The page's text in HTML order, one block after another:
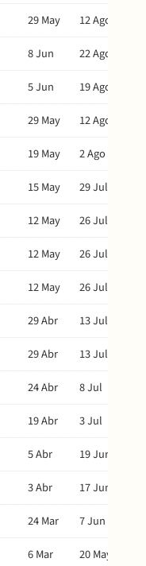
29 May
12 Ago
8 Jun
22 Ago
5 Jun
19 Ago
29 May
12 Ago
19 May
2 Ago
15 May
29 Jul
12 May
26 Jul
12 May
26 Jul
12 May
26 Jul
29 Abr
13 Jul
29 Abr
13 Jul
24 Abr
8 Jul
19 Abr
3 Jul
5 Abr
19 Jun
3 Abr
17 Jun
24 Mar
7 Jun
6 Mar 20 May